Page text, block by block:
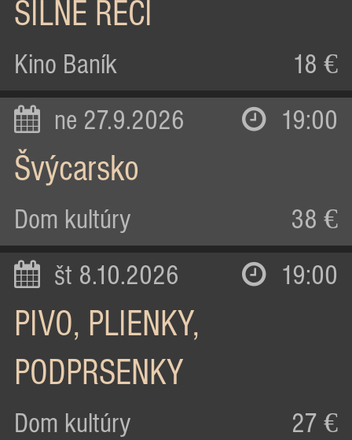
SILNÉ REČI
Kino Baník 18 €
ne 27.9.2026 19:00
Švýcarsko
Dom kultúry 38 €
št 8.10.2026 19:00
PIVO, PLIENKY,
PODPRSENKY
Dom kultúry 27 €